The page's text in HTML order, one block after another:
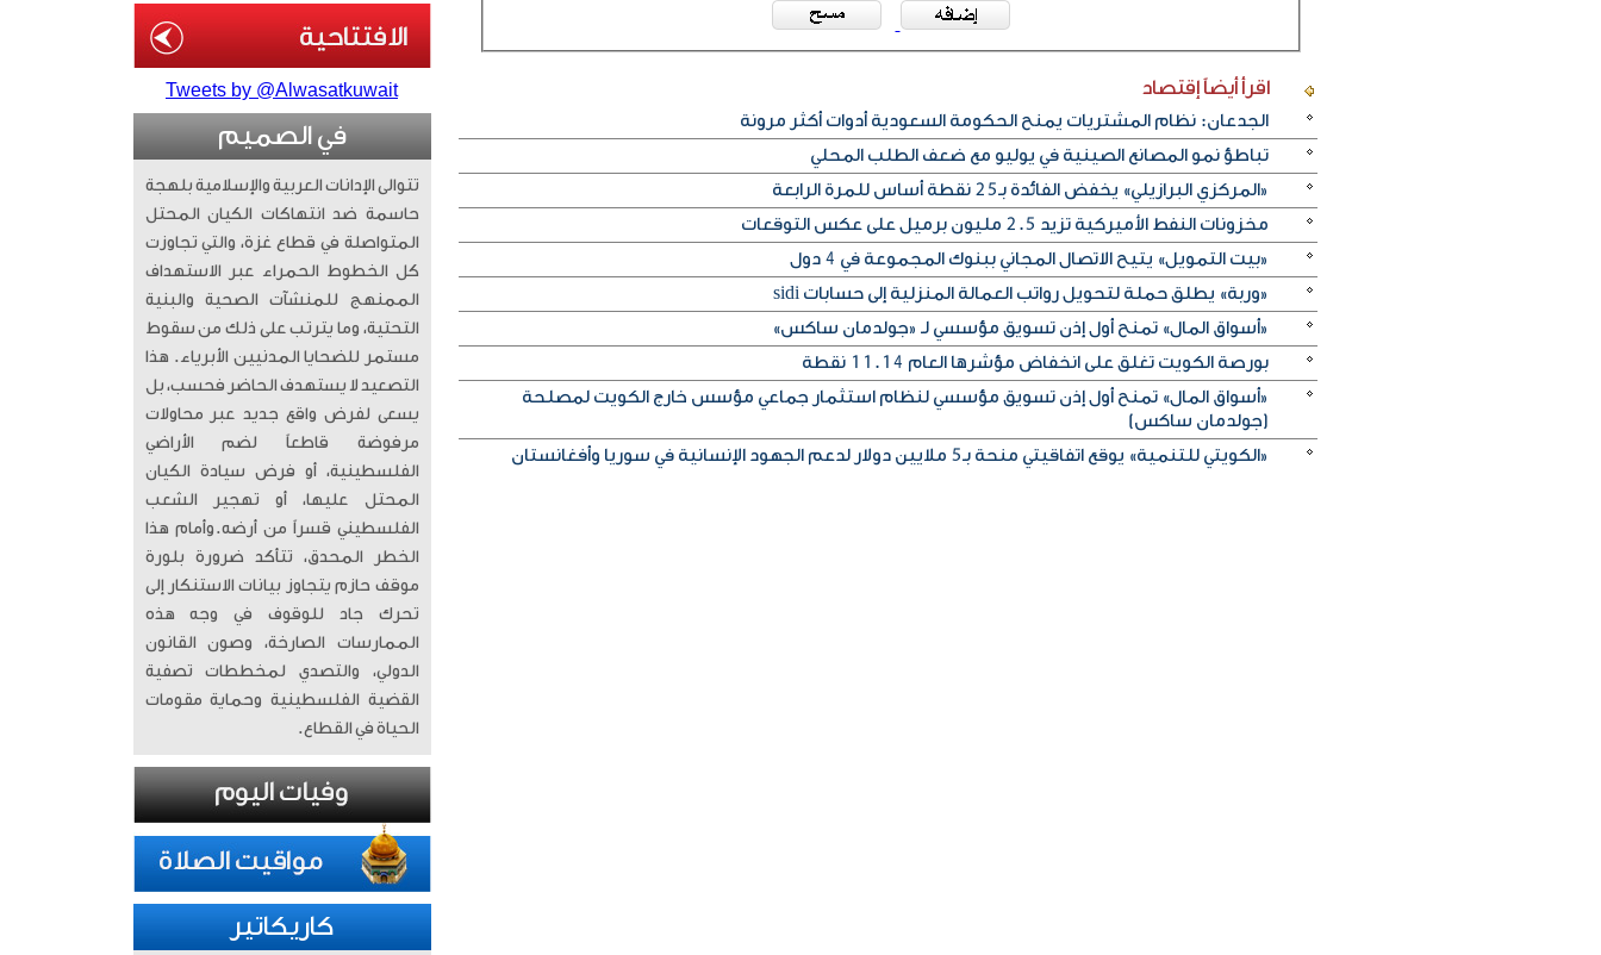
اقرأ أيضاًإقتصاد
الجدعان: نظام المشتريات يمنح الحكومة السعودية أدوات أكثر مرونة
تباطؤ نمو المصانع الصينية في يوليو مع ضعف الطلب المحلي
«المركزي البرازيلي» يخفض الفائدة بـ25 نقطة أساس للمرة الرابعة
مخزونات النفط الأميركية تزيد 2.5 مليون برميل على عكس التوقعات
«بيت التمويل» يتيح الاتصال المجاني ببنوك المجموعة في 4 دول
«وربة» يطلق حملة لتحويل رواتب العمالة المنزلية إلى حسابات sidi
«أسواق المال» تمنح أول إذن تسويق مؤسسي لـ «جولدمان ساكس»
بورصة الكويت تغلق على انخفاض مؤشرها العام 11.14 نقطة
«أسواق المال» تمنح أول إذن تسويق مؤسسي لنظام استثمار جماعي مؤسس خارج الكويت لمصلحة
(جولدمان ساكس)
«الكويتي للتنمية» يوقع اتفاقيتي منحة بـ5 ملايين دولار لدعم الجهود الإنسانية في سوريا وأفغانستان
Tweets by @Alwasatkuwait
في الصميم
تتوالى الإدانات العربية والإسلامية بلهجة
حاسمة ضد انتهاكات الكيان المحتل
المتواصلة في قطاع غزة، والتي تجاوزت
كل الخطوط الحمراء عبر الاستهداف
الممنهج للمنشآت الصحية والبنية
التحتية، وما يترتب على ذلك من سقوط
مستمر للضحايا المدنيين الأبرياء. ​ هذا
التصعيد لا يستهدف الحاضر فحسب، بل
يسعى لفرض واقع جديد عبر محاولات
مرفوضة قاطعاً لضم الأراضي
الفلسطينية، أو فرض سيادة الكيان
المحتل عليها، أو تهجير الشعب
الفلسطيني قسراً من أرضه. ​وأمام هذا
الخطر المحدق، تتأكد ضرورة بلورة
موقف حازم يتجاوز بيانات الاستنكار إلى
تحرك جاد للوقوف في وجه هذه
الممارسات الصارخة، وصون القانون
الدولي، والتصدي لمخططات تصفية
القضية الفلسطينية وحماية مقومات
الحياة في القطاع.
كاريكاتير